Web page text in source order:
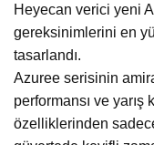
Heyecan verici yeni
gereksinimlerini en
tasarlandı.
Azuree serisinin
performansı ve yarış
özelliklerinden